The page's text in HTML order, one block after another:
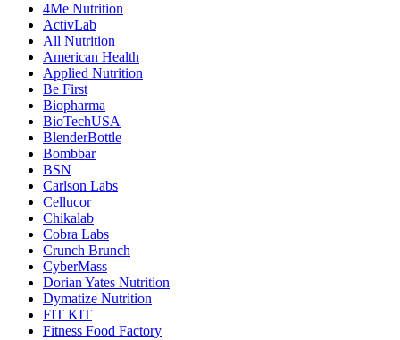
4Me Nutrition
ActivLab
All Nutrition
American Health
Applied Nutrition
Be First
Biopharma
BioTechUSA
BlenderBottle
Bombbar
BSN
Carlson Labs
Cellucor
Chikalab
Cobra Labs
Crunch Brunch
CyberMass
Dorian Yates Nutrition
Dymatize Nutrition
FIT KIT
Fitness Food Factory